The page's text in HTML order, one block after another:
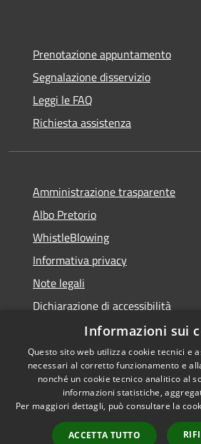
Prenotazione appuntamento
Segnalazione disservizio
Leggi le FAQ
Richiesta assistenza
Amministrazione trasparente
Albo Pretorio
WhistleBlowing
Informativa privacy
Note legali
Dichiarazione di accessibilità
Accessibilità
Privacy
Informazioni sui
Questo sito web utilizza cookie tecnici e
necessari al corretto funzionamento e
nonché un cookie tecnico analitico al
informazioni statistiche,
Per maggiori dettagli, può consultare la
ACCETTA TUTTO